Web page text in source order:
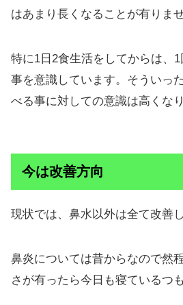
はあまり長くなることが有りませ
特に1日2食生活をしてからは、
事を意識しています。そういっ
べる事に対しての意識は高くなり
今は改善方向
現状では、鼻水以外は全て改善し
鼻炎については昔からなので然
さが有ったら今日も寝ているつ